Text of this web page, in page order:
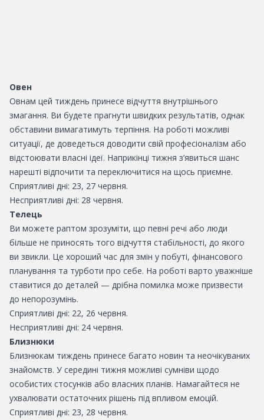
Овен
Овнам цей тиждень принесе відчуття внутрішнього
змагання. Ви будете прагнути швидких результатів, однак
обставини вимагатимуть терпіння. На роботі можливі
ситуації, де доведеться доводити свій професіоналізм або
відстоювати власні ідеї. Наприкінці тижня з’явиться шанс
нарешті відпочити та переключитися на щось приємне.
Сприятливі дні: 23, 27 червня.
Несприятливі дні: 28 червня.
Телець
Ви можете раптом зрозуміти, що певні речі або люди
більше не приносять того відчуття стабільності, до якого
ви звикли. Це хороший час для змін у побуті, фінансового
планування та турботи про себе. На роботі варто уважніше
ставитися до деталей — дрібна помилка може призвести
до непорозумінь.
Сприятливі дні: 22, 26 червня.
Несприятливі дні: 24 червня.
Близнюки
Близнюкам тиждень принесе багато новин та неочікуваних
знайомств. У середині тижня можливі сумніви щодо
особистих стосунків або власних планів. Намагайтеся не
ухвалювати остаточних рішень під впливом емоцій.
Сприятливі дні: 23, 28 червня.